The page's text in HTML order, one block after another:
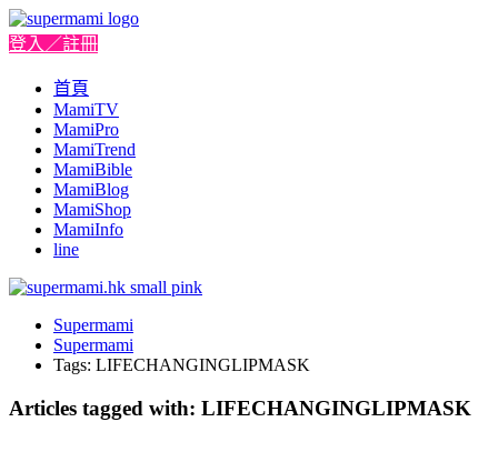
登入／註冊
首頁
MamiTV
MamiPro
MamiTrend
MamiBible
MamiBlog
MamiShop
MamiInfo
line
Supermami
Supermami
Tags: LIFECHANGINGLIPMASK
Articles tagged with: LIFECHANGINGLIPMASK